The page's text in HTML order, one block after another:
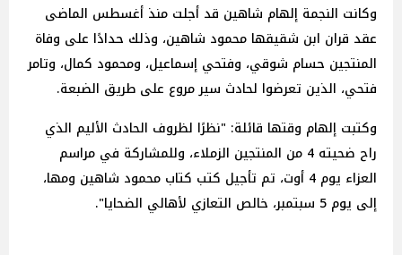
وكانت النجمة إلهام شاهين قد أجلت منذ أغسطس الماضى
عقد قران ابن شقيقها محمود شاهين، وذلك حدادًا على وفاة
المنتجين حسام شوقي، وفتحي إسماعيل، ومحمود كمال، وتامر
فتحي، الذين تعرضوا لحادث سير مروع على طريق الضبعة.
وكتبت إلهام وقتها قائلة: "نظرًا لظروف الحادث الأليم الذي
راح ضحيته 4 من المنتجين الزملاء، وللمشاركة في مراسم
العزاء يوم 4 أوت، تم تأجيل كتب كتاب محمود شاهين ومها،
إلى يوم 5 سبتمبر، خالص التعازي لأهالي الضحايا".